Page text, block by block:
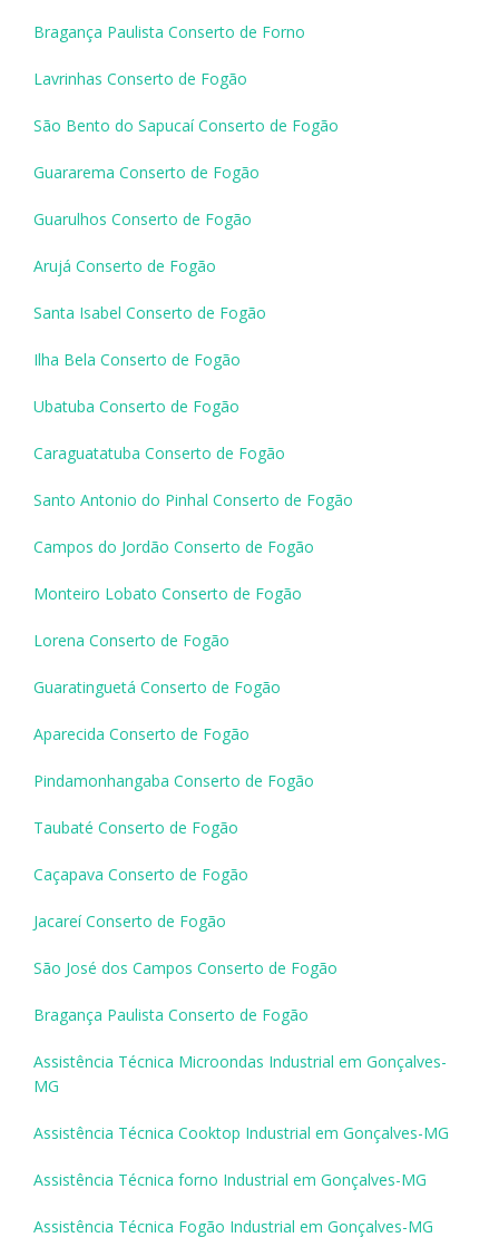
Bragança Paulista Conserto de Forno
Lavrinhas Conserto de Fogão
São Bento do Sapucaí Conserto de Fogão
Guararema Conserto de Fogão
Guarulhos Conserto de Fogão
Arujá Conserto de Fogão
Santa Isabel Conserto de Fogão
Ilha Bela Conserto de Fogão
Ubatuba Conserto de Fogão
Caraguatatuba Conserto de Fogão
Santo Antonio do Pinhal Conserto de Fogão
Campos do Jordão Conserto de Fogão
Monteiro Lobato Conserto de Fogão
Lorena Conserto de Fogão
Guaratinguetá Conserto de Fogão
Aparecida Conserto de Fogão
Pindamonhangaba Conserto de Fogão
Taubaté Conserto de Fogão
Caçapava Conserto de Fogão
Jacareí Conserto de Fogão
São José dos Campos Conserto de Fogão
Bragança Paulista Conserto de Fogão
Assistência Técnica Microondas Industrial em Gonçalves-
MG
Assistência Técnica Cooktop Industrial em Gonçalves-MG
Assistência Técnica forno Industrial em Gonçalves-MG
Assistência Técnica Fogão Industrial em Gonçalves-MG